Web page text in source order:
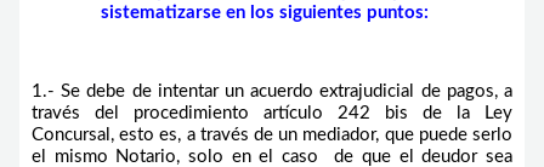
sistematizarse en los siguientes puntos:
1.- Se debe de intentar un acuerdo extrajudicial de pagos, a
través del procedimiento artículo 242 bis de la Ley
Concursal, esto es, a través de un mediador, que puede serlo
el mismo Notario, solo en el caso de que el deudor sea